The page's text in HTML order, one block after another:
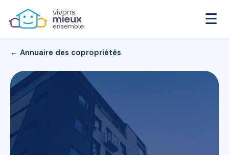
☰
← Annuaire des copropriétés